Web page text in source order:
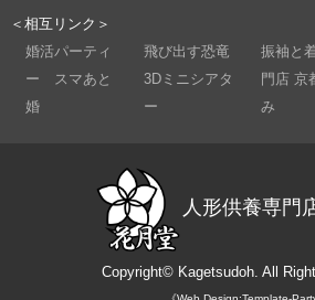
＜相互リンク＞
婚活パーティ
ー スマあと
婚
飛び出す恐竜
3Dミニシアタ
ー
振袖と
門店 京
み
人形供養専
Copyright© Kagetsudoh. All